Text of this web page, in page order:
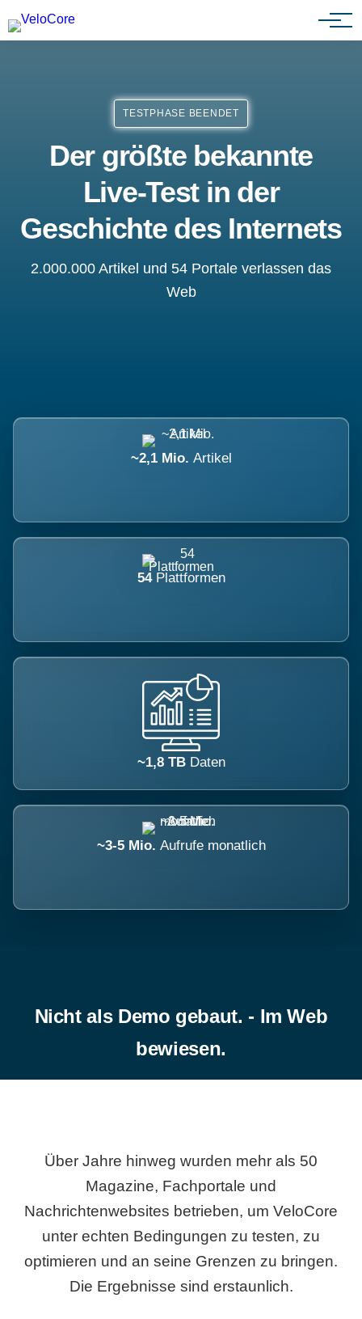
Agenturen & Webdesigner
TESTPHASE BEENDET
Der größte bekannte
Live-Test in der
Geschichte des Internets
2.000.000 Artikel und 54 Portale verlassen das
Web
~2,1 Mio. Artikel
54 Plattformen
~1,8 TB Daten
~3-5 Mio. Aufrufe monatlich
Nicht als Demo gebaut. - Im Web
bewiesen.
Über Jahre hinweg wurden mehr als 50
Magazine, Fachportale und
Nachrichtenwebsites betrieben, um VeloCore
unter echten Bedingungen zu testen, zu
optimieren und an seine Grenzen zu bringen.
Die Ergebnisse sind erstaunlich.